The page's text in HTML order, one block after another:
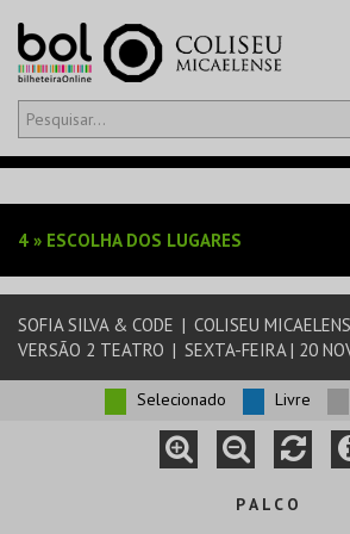
Olá,iniciar sessão
EVENTOS
CARTÕES
4 » ESCOLHA DOS LUGARES
SOFIA SILVA & CODE | COLISEU
VERSÃO 2 TEATRO | SEXTA-FEIRA | 20
Selecionado Livre
P A L C O